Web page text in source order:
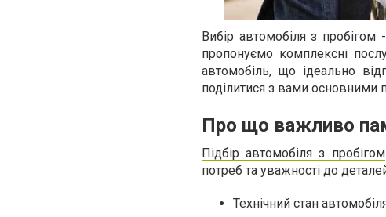
Вибір автомобіля з
пропонуємо комплексні
автомобіль, що ідеально
поділитися з вами основними
Про що важливо
Підбір автомобіля з пробігом
потреб та уважності до
Технічний стан